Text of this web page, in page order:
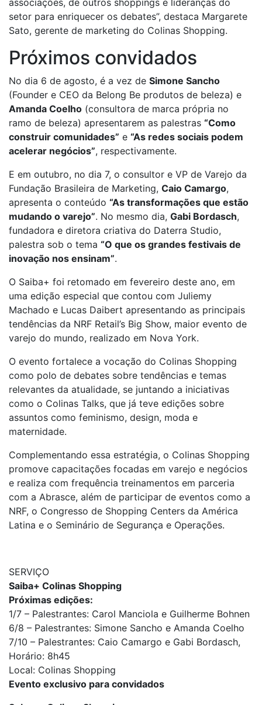
associações, de outros shoppings e lideranças do
setor para enriquecer os debates”, destaca Margarete
Sato, gerente de marketing do Colinas Shopping.
Próximos convidados
No dia 6 de agosto, é a vez de Simone Sancho
(Founder e CEO da Belong Be produtos de beleza) e
Amanda Coelho (consultora de marca própria no
ramo de beleza) apresentarem as palestras “Como
construir comunidades” e “As redes sociais podem
acelerar negócios”, respectivamente.
E em outubro, no dia 7, o consultor e VP de Varejo da
Fundação Brasileira de Marketing, Caio Camargo,
apresenta o conteúdo “As transformações que estão
mudando o varejo”. No mesmo dia, Gabi Bordasch,
fundadora e diretora criativa do Daterra Studio,
palestra sob o tema “O que os grandes festivais de
inovação nos ensinam”.
O Saiba+ foi retomado em fevereiro deste ano, em
uma edição especial que contou com Juliemy
Machado e Lucas Daibert apresentando as principais
tendências da NRF Retail’s Big Show, maior evento de
varejo do mundo, realizado em Nova York.
O evento fortalece a vocação do Colinas Shopping
como polo de debates sobre tendências e temas
relevantes da atualidade, se juntando a iniciativas
como o Colinas Talks, que já teve edições sobre
assuntos como feminismo, design, moda e
maternidade.
Complementando essa estratégia, o Colinas Shopping
promove capacitações focadas em varejo e negócios
e realiza com frequência treinamentos em parceria
com a Abrasce, além de participar de eventos como a
NRF, o Congresso de Shopping Centers da América
Latina e o Seminário de Segurança e Operações.
SERVIÇO
Saiba+ Colinas Shopping
Próximas edições:
1/7 – Palestrantes: Carol Manciola e Guilherme Bohnen
6/8 – Palestrantes: Simone Sancho e Amanda Coelho
7/10 – Palestrantes: Caio Camargo e Gabi Bordasch,
Horário: 8h45
Local: Colinas Shopping
Evento exclusivo para convidados